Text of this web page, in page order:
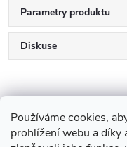
Používáme cookies,
prohlížení webu a díky
Parametry produktu
Diskuse